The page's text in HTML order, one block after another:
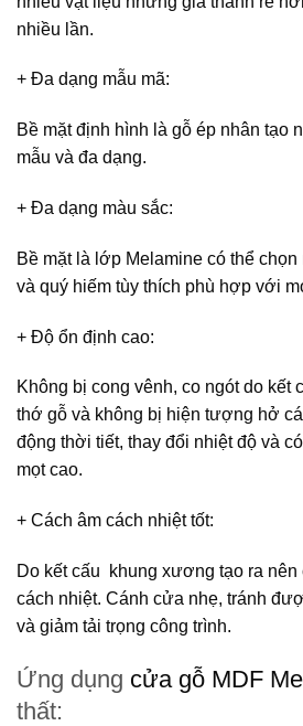
nhiều lần.
+ Đa dạng mẫu mã:
Bề mặt định hình là gỗ ép nhân tạo
mẫu và đa dạng.
+ Đa dạng màu sắc:
Bề mặt là lớp Melamine có thể
và quý hiếm tùy thích phù hợp với
+ Độ ổn định cao:
Không bị cong vênh, co ngót do kết
thớ gỗ và không bị hiện tượng hở
động thời tiết, thay đổi nhiệt độ và
mọt cao.
+ Cách âm cách nhiệt tốt:
Do kết cấu khung xương tạo ra nên
cách nhiệt. Cánh cửa nhẹ, tránh
và giảm tải trọng công trình.
Ứng dụng cửa gỗ MDF
thất: